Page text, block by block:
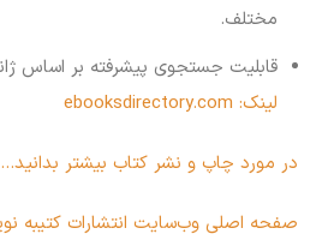
مختلف.
قابلیت جستجوی پیشرفته بر اساس
لینک: ebooksdirectory.com
در مورد چاپ و نشر کتاب بیشتر بدانید…
صفحه اصلی وب‌سایت انتشارات کتیبه